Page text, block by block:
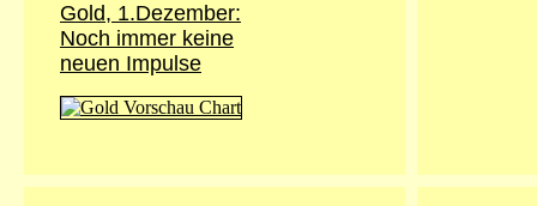
Gold, 1.Dezember:
Noch immer keine
neuen Impulse